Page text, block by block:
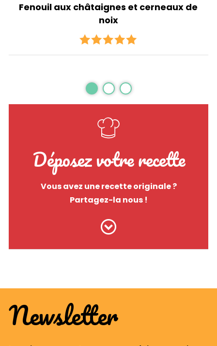
Fenouil aux châtaignes et cerneaux de
noix
Déposez votre recette
Vous avez une recette originale ?
Partagez-la nous !
Newsletter